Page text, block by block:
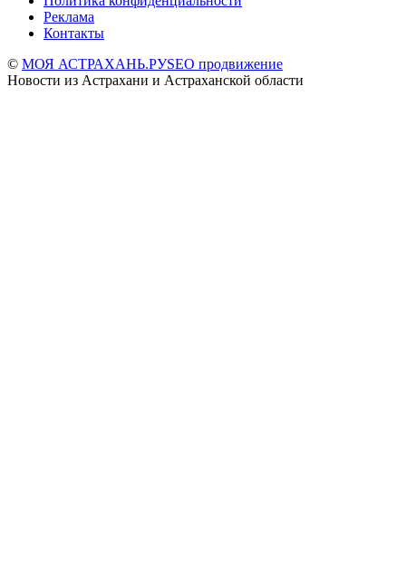
Реклама
Контакты
© МОЯ АСТРАХАНЬ.РУSEO продвижение
Новости из Астрахани и Астраханской области